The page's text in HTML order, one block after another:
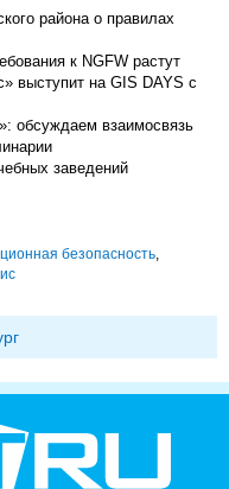
района о правилах
к NGFW растут
выступит на GIS DAYS с
обсуждаем взаимосвязь
заведений
безопасность,